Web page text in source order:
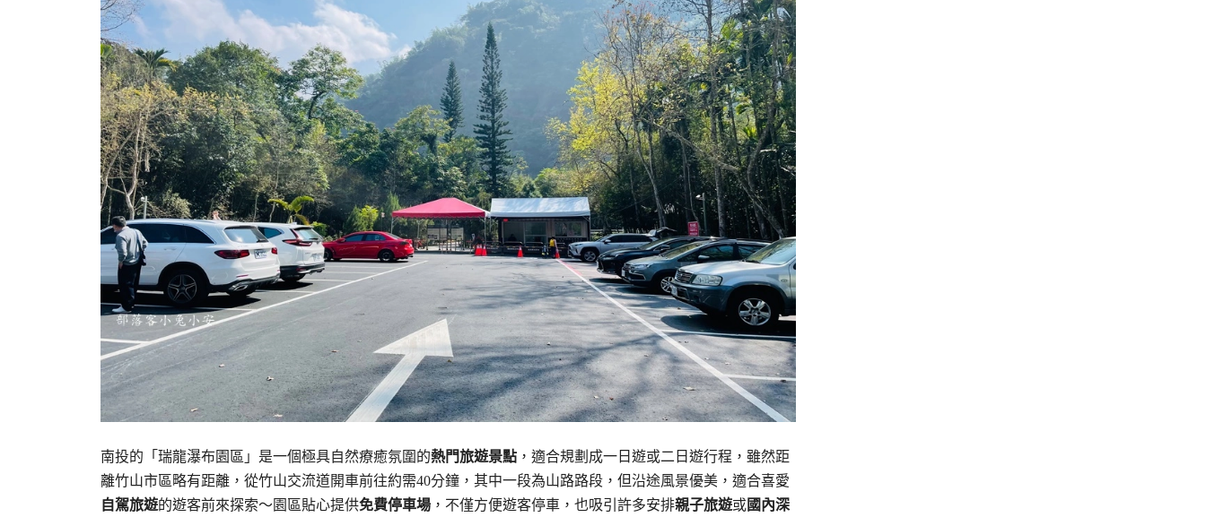
南投的「瑞龍瀑布園區」是一個極具自然療癒氛圍的熱門旅遊景點 ，適合規劃成一日遊或二日遊行程，雖然距
離竹山市區略有距離，從竹山交流道開車前往約需40分鐘，其中一段為山路路段，但沿途風景優美，適合喜愛
自駕旅遊的遊客前來探索～園區貼心提供免費停車場 ，不僅方便遊客停車，也吸引許多安排親子旅遊或國內深